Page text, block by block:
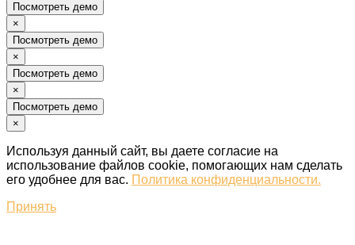
Посмотреть демо
×
Посмотреть демо
×
Посмотреть демо
×
Посмотреть демо
×
Используя данный сайт, вы даете согласие на
использование файлов cookie, помогающих нам сделать
его удобнее для вас. Политика конфиденциальности.
Принять